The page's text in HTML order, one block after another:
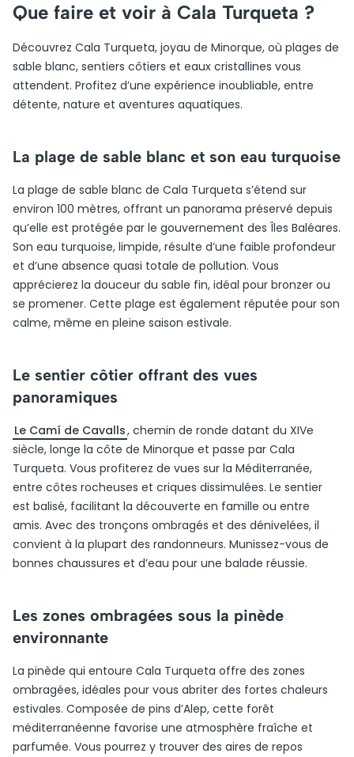
Que faire et voir à Cala Turqueta ?
Découvrez Cala Turqueta, joyau de Minorque, où plages de
sable blanc, sentiers côtiers et eaux cristallines vous
attendent. Profitez d’une expérience inoubliable, entre
détente, nature et aventures aquatiques.
La plage de sable blanc et son eau turquoise
La plage de sable blanc de Cala Turqueta s’étend sur
environ 100 mètres, offrant un panorama préservé depuis
qu’elle est protégée par le gouvernement des Îles Baléares.
Son eau turquoise, limpide, résulte d’une faible profondeur
et d’une absence quasi totale de pollution. Vous
apprécierez la douceur du sable fin, idéal pour bronzer ou
se promener. Cette plage est également réputée pour son
calme, même en pleine saison estivale.
Le sentier côtier offrant des vues
panoramiques
Le Camí de Cavalls, chemin de ronde datant du XIVe
siècle, longe la côte de Minorque et passe par Cala
Turqueta. Vous profiterez de vues sur la Méditerranée,
entre côtes rocheuses et criques dissimulées. Le sentier
est balisé, facilitant la découverte en famille ou entre
amis. Avec des tronçons ombragés et des dénivelées, il
convient à la plupart des randonneurs. Munissez-vous de
bonnes chaussures et d’eau pour une balade réussie.
Les zones ombragées sous la pinède
environnante
La pinède qui entoure Cala Turqueta offre des zones
ombragées, idéales pour vous abriter des fortes chaleurs
estivales. Composée de pins d’Alep, cette forêt
méditerranéenne favorise une atmosphère fraîche et
parfumée. Vous pourrez y trouver des aires de repos